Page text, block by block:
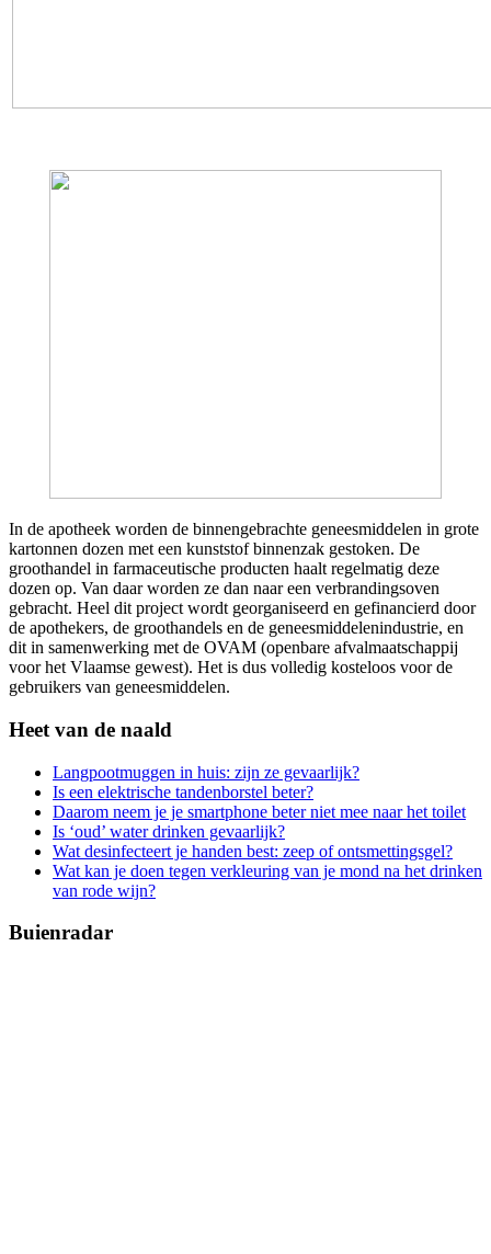
In de apotheek worden de binnengebrachte geneesmiddelen in grote
kartonnen dozen met een kunststof binnenzak gestoken. De
groothandel in farmaceutische producten haalt regelmatig deze
dozen op. Van daar worden ze dan naar een verbrandingsoven
gebracht. Heel dit project wordt georganiseerd en gefinancierd door
de apothekers, de groothandels en de geneesmiddelenindustrie, en
dit in samenwerking met de OVAM (openbare afvalmaatschappij
voor het Vlaamse gewest). Het is dus volledig kosteloos voor de
gebruikers van geneesmiddelen.
Heet van de naald
Langpootmuggen in huis: zijn ze gevaarlijk?
Is een elektrische tandenborstel beter?
Daarom neem je je smartphone beter niet mee naar het toilet
Is ‘oud’ water drinken gevaarlijk?
Wat desinfecteert je handen best: zeep of ontsmettingsgel?
Wat kan je doen tegen verkleuring van je mond na het drinken
van rode wijn?
Buienradar